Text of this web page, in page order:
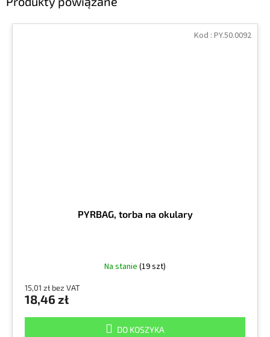
PYRBAG, torba na okulary
Na stanie (19 szt)
15,01 zł bez VAT
18,46 zł
DO KOSZYKA
Kod : PY.50.0092